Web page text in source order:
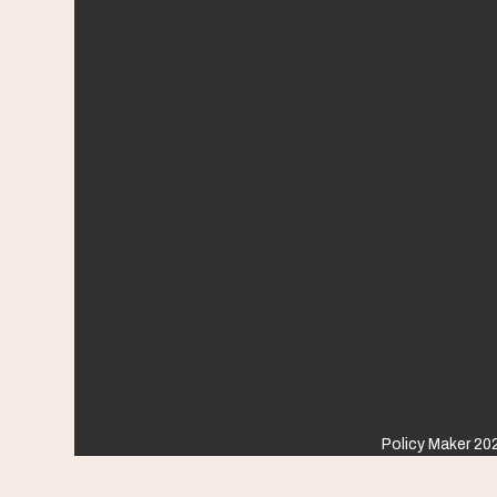
Policy Maker